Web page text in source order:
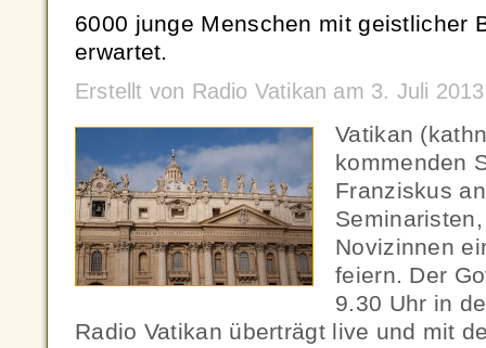
6000 junge Menschen mit geistlicher
erwartet.
Erstellt von Radio Vatikan am 3. Juli
Vatikan
kommenden
Franziskus
Novizinnen
feiern. Der
9.30 Uhr in
Radio Vatikan überträgt live und mit